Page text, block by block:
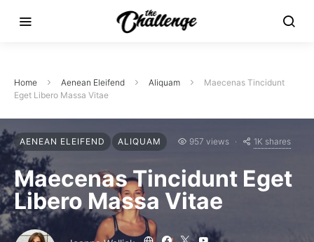
Home Aenean Eleifend Aliquam
Maecenas Tincidunt
Eget Libero Massa Vitae
AENEAN ELEIFEND ALIQUAM 957 views 1K shares
Maecenas Tincidunt Eget
Libero Massa Vitae